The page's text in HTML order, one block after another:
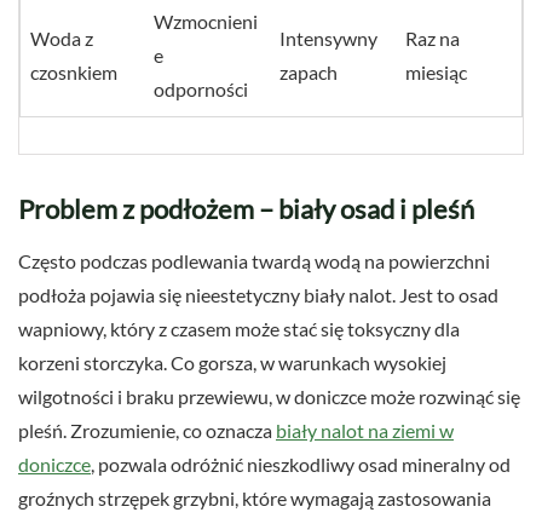
Woda z
czosnkiem
Wzmocnieni
e
odporności
Intensywny
zapach
Raz na
miesiąc
Problem z podłożem – biały osad i pleśń
Często podczas podlewania twardą wodą na powierzchni
podłoża pojawia się nieestetyczny biały nalot. Jest to osad
wapniowy, który z czasem może stać się toksyczny dla
korzeni storczyka. Co gorsza, w warunkach wysokiej
wilgotności i braku przewiewu, w doniczce może rozwinąć się
pleśń. Zrozumienie, co oznacza biały nalot na ziemi w
doniczce , pozwala odróżnić nieszkodliwy osad mineralny od
groźnych strzępek grzybni, które wymagają zastosowania